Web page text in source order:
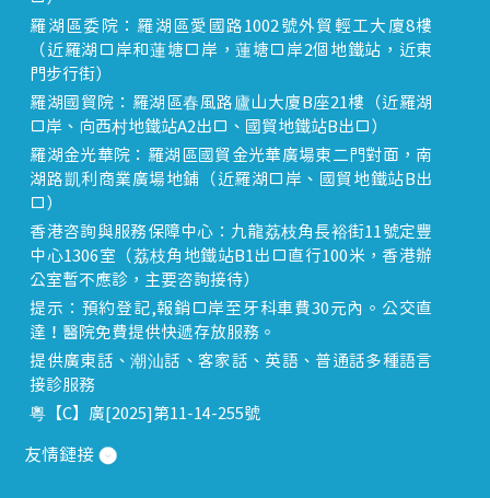
羅湖區委院：羅湖區愛國路1002號外貿輕工大廈8樓
（近羅湖口岸和蓮塘口岸，蓮塘口岸2個地鐵站，近東
門步行街）
羅湖國貿院：羅湖區春風路廬山大廈B座21樓（近羅湖
口岸、向西村地鐵站A2出口、國貿地鐵站B出口）
羅湖金光華院：羅湖區國貿金光華廣場東二門對面，南
湖路凱利商業廣場地鋪（近羅湖口岸、國貿地鐵站B出
口）
香港咨詢與服務保障中心：九龍荔枝角長裕街11號定豐
中心1306室（荔枝角地鐵站B1出口直行100米，香港辦
公室暫不應診，主要咨詢接待）
提示：預約登記,報銷口岸至牙科車費30元內。公交直
達！醫院免費提供快遞存放服務。
提供廣東話、潮汕話、客家話、英語、普通話多種語言
接診服務
粵【C】廣[2025]第11-14-255號
友情鏈接